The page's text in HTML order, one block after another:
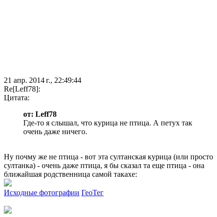
21 апр. 2014 г., 22:49:44
Re[Leff78]:
Цитата:
от: Leff78
Где-то я слышал, что курица не птица. А петух так
очень даже ничего.
Ну почму же не птица - вот эта султанская курица (или просто
султанка) - очень даже птица, я бы сказал та еще птица - она
ближайшая родственница самой такахе:
Исходные фотографии ГеоТег